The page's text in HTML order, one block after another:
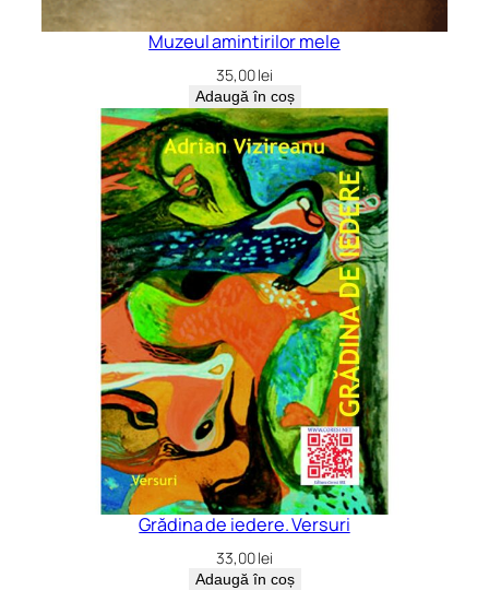
Muzeul amintirilor mele
35,00lei
Adaugă în coș
Grădina de iedere. Versuri
33,00lei
Adaugă în coș